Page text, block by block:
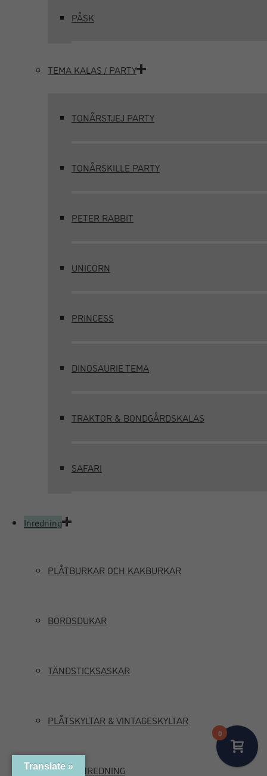
PÅSK
TEMA KALAS / PARTY
TONÅRSTJEJ PARTY
TONÅRSKILLE PARTY
PETER RABBIT
UNICORN
PRINCESS
DINOSAURIE TEMA
TRAKTOR & BONDGÅRDSKALAS
SAFARI
Inredning
PLÅTBURKAR OCH KAKBURKAR
BORDSDUKAR
TÄNDSTICKSASKAR
PLÅTSKYLTAR & VINTAGESKYLTAR
MARIN INREDNING
0
Translate »